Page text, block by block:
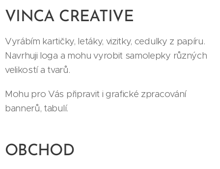
VINCA CREATIVE
Vyrábím kartičky, letáky, vizitky, cedulky z papíru.
Navrhuji loga a mohu vyrobit samolepky různých
velikostí a tvarů.
Mohu pro Vás připravit i grafické zpracování
bannerů, tabulí.
OBCHOD